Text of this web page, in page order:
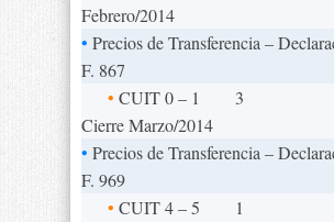
Febrero/2014
• Precios de Transferencia –
F. 867
• CUIT 0 – 1
Cierre Marzo/2014
3
• Precios de Transferencia –
F. 969
• CUIT 4 – 5
1